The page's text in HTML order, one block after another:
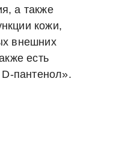
а также
кожи,
внешних
есть
D-пантенол».